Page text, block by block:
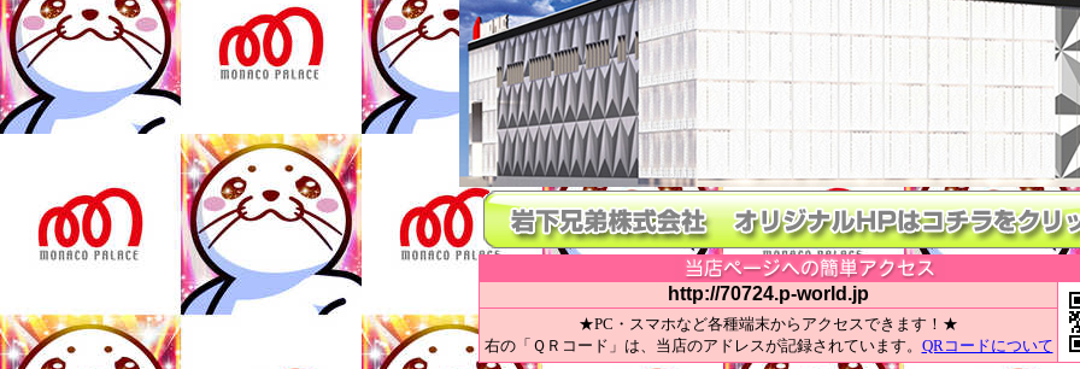
http://70724.p-world.jp
★PC・スマホなど各種端末からアクセスできます！★
右の「ＱＲコード」は、当店のアドレスが記録されています。 QRコードについて